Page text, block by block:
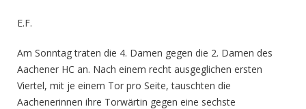
E.F.
Am Sonntag traten die 4. Damen gegen die 2. Damen des
Aachener HC an. Nach einem recht ausgeglichen ersten
Viertel, mit je einem Tor pro Seite, tauschten die
Aachenerinnen ihre Torwärtin gegen eine sechste